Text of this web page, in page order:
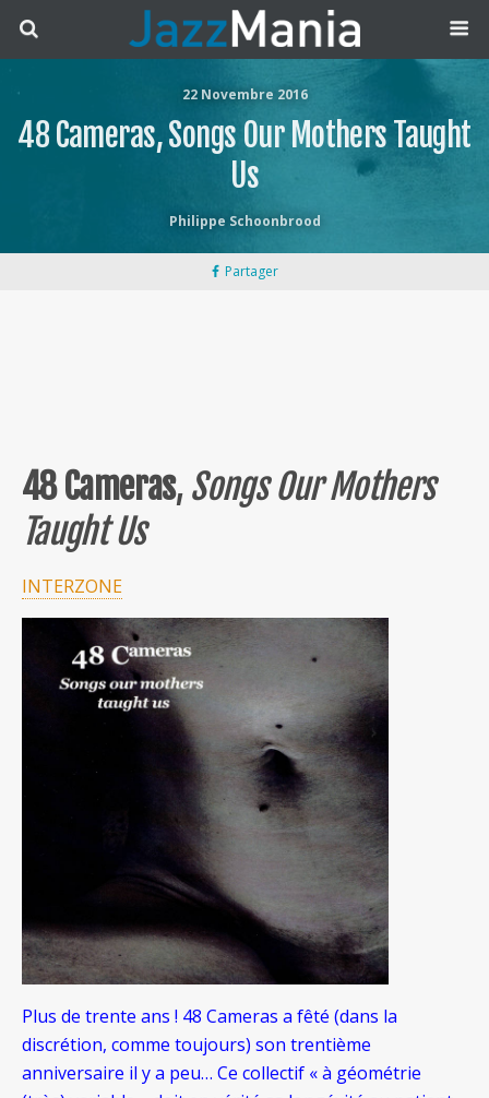
22 Novembre 2016
48 Cameras, Songs Our Mothers Taught
Us
Philippe Schoonbrood
Partager
48 Cameras, Songs Our Mothers
Taught Us
INTERZONE
Plus de trente ans ! 48 Cameras a fêté (dans la
discrétion, comme toujours) son trentième
anniversaire il y a peu… Ce collectif « à géométrie